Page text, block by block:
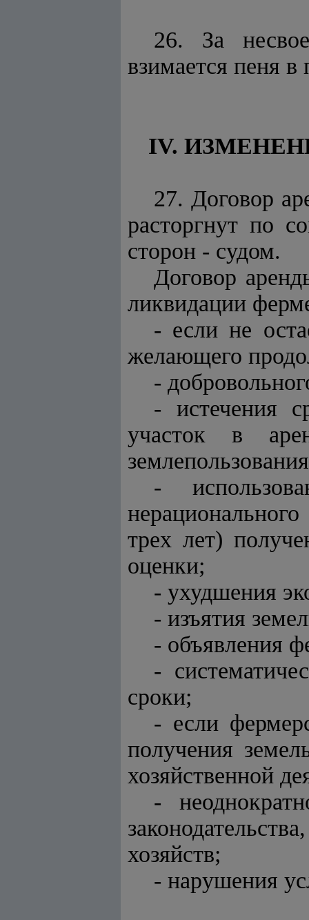
26. За
взимается пеня в
IV.
27. Договор
расторгнут по
сторон - судом.
Договор
ликвидации
- если не
желающего
-
- истечения
участок в
-
трех лет)
оценки;
- ухудшения
- изъятия
- объявления
-
сроки;
- если
получения
хозяйственной
-
хозяйств;
- нарушения